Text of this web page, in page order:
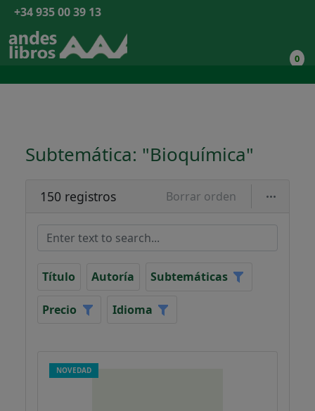
+34 935 00 39 13
0
Subtemática: "Bioquímica"
150 registros Borrar orden
Título Autoría Subtemáticas
Precio Idioma
NOVEDAD